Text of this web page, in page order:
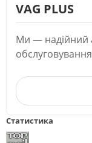
VAG PLUS
Ми — надійний
Статистика